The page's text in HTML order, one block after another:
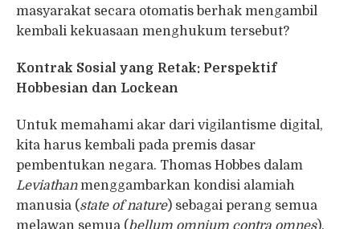
masyarakat secara otomatis berhak mengambil
kembali kekuasaan menghukum tersebut?
Kontrak Sosial yang Retak: Perspektif
Hobbesian dan Lockean
Untuk memahami akar dari vigilantisme digital,
kita harus kembali pada premis dasar
pembentukan negara. Thomas Hobbes dalam
Leviathanmenggambarkan kondisi alamiah
manusia (state of nature) sebagai perang semua
melawan semua (bellum omnium contra omnes).